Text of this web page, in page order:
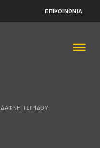
ΕΠΙΚΟΙΝΩΝΊΑ
ΔΆΦΝΗ ΤΣΙΡΊΔΟΥ